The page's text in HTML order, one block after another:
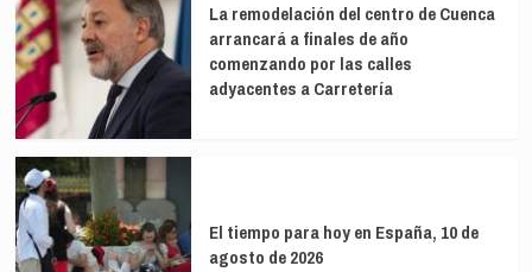
La remodelación del centro de Cuenca
arrancará a finales de año
comenzando por las calles
adyacentes a Carretería
El tiempo para hoy en España, 10 de
agosto de 2026